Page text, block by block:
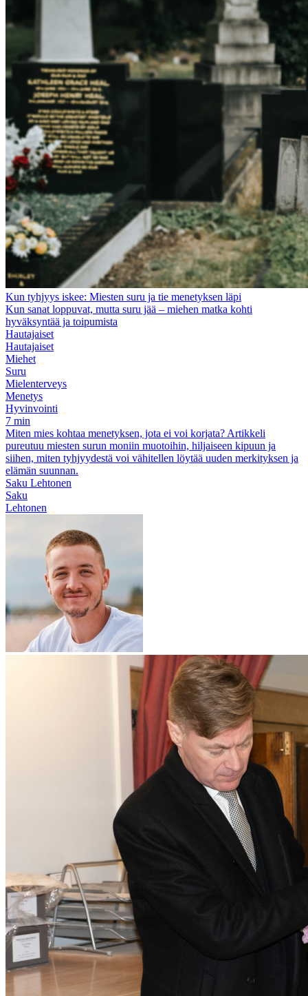
Kun tyhjyys iskee: Miesten suru ja tie menetyksen läpi
Kun sanat loppuvat, mutta suru jää – miehen matka kohti
hyväksyntää ja toipumista
Hautajaiset
Hautajaiset
Miehet
Suru
Mielenterveys
Menetys
Hyvinvointi
7 min
Miten mies kohtaa menetyksen, jota ei voi korjata? Artikkeli
pureutuu miesten surun moniin muotoihin, hiljaiseen kipuun ja
siihen, miten tyhjyydestä voi vähitellen löytää uuden merkityksen ja
elämän suunnan.
Saku Lehtonen
Saku
Lehtonen